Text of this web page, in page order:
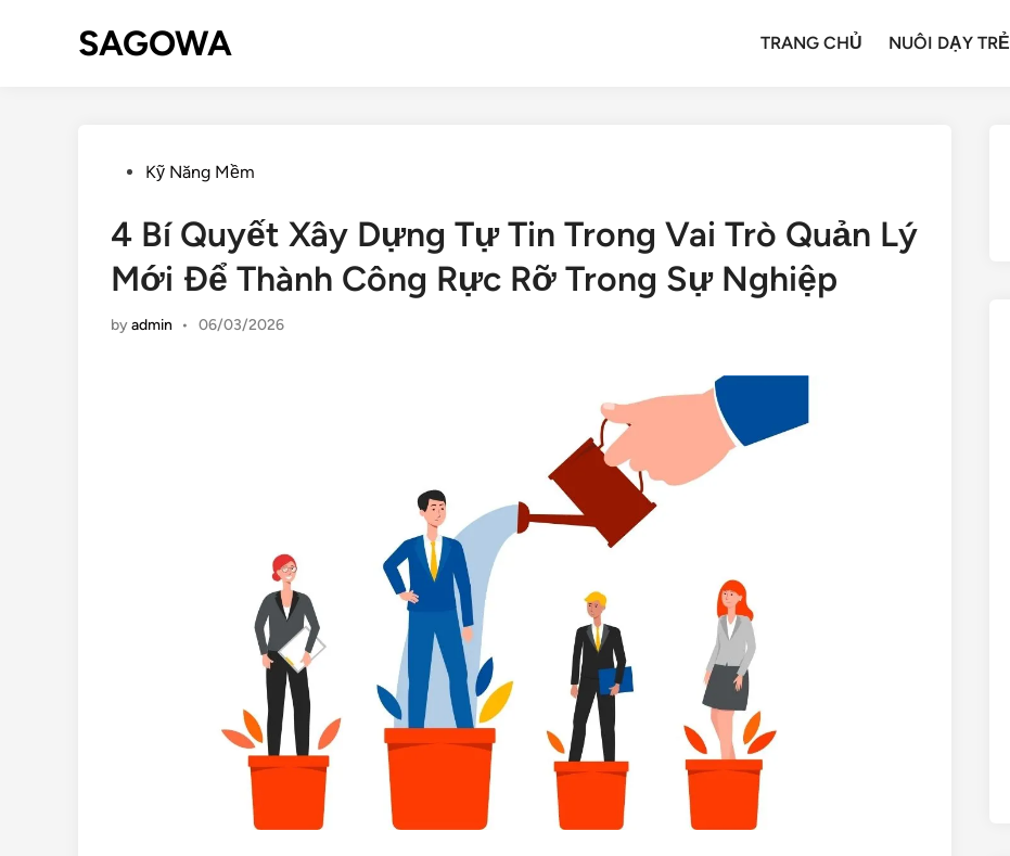
SAGOWA TRANG CHỦ NUÔI DẠY TRẺ
Kỹ Năng Mềm
4 Bí Quyết Xây Dựng Tự Tin Trong Vai Trò Quản Lý
Mới Để Thành Công Rực Rỡ Trong Sự Nghiệp
byadmin • 06/03/2026